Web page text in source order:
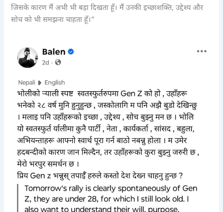
जिसके कारण मैं अभी भी बड़ा दिखता हूँ। मैं उनकी इच्छाशक्ति, उद्देश्य और
सोच को भी समझना चाहता हूँ।”